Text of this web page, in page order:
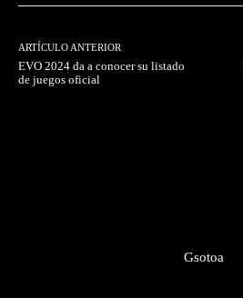
ARTÍCULO ANTERIOR
EVO 2024 da a conocer su listado
de juegos oficial
Gsotoa